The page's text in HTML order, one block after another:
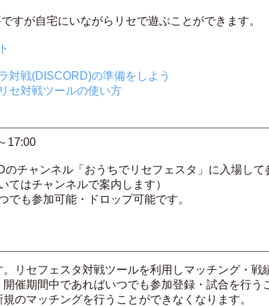
すが自宅にいながらリセで遊ぶことができます。
対戦(DISCORD)の準備をしよう
セ対戦ツールの使い方
17:00
チャンネル「おうちでリセフェスタ」に入場して
てはチャンネルで案内します）
も参加可能・ドロップ可能です。
リセフェスタ対戦ツールを利用しマッチング・戦
催期間中であればいつでも参加登録・試合を行う
のマッチングを行うことができなくなります。